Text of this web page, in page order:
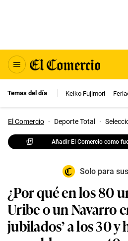
Temas del día Keiko Fujimori
El Comercio · Deporte Total ·
Añadir El Comercio como
Solo para
¿Por qué en los 80
Uribe o un Navarro
jubilados’ a los 30 y